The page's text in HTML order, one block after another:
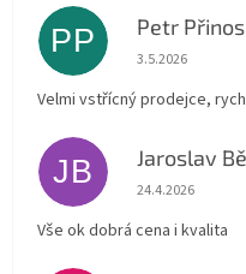
PP Petr
Hodnocení
3.5.2026
Velmi vstřícný prodejce,
JB Jaroslav
Hodnocení
24.4.2026
Vše ok dobrá cena i kvalita